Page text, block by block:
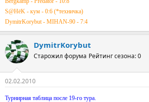
S@HёK - кум - 0:6 (*техничка)
DymitrKorybut - MIHAN-90 - 7:4
DymitrKorybut
Старожил форума Рейтинг сезона: 0
02.02.2010
Турнирная таблица после 19-го тура.